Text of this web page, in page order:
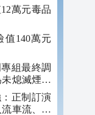
萬元毒品
值140萬元
組最終調
熄滅煙頭
正制訂演
車流、緊